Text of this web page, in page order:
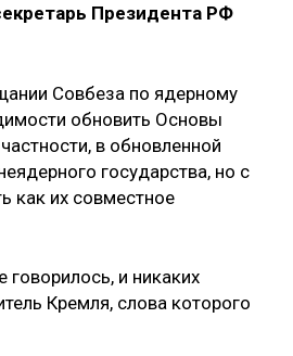
Президента РФ
Совбеза по ядерному
обновить Основы
в обновленной
государства, но с
как их совместное
и никаких
Кремля, слова которого